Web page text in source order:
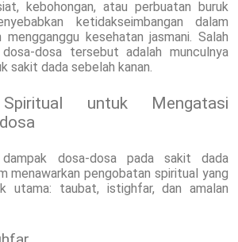
kebohongan, atau perbuatan buruk
ketidakseimbangan dalam
kesehatan jasmani. Salah
dosa tersebut adalah munculnya
sakit dada sebelah kanan.
untuk Mengatasi
dosa-dosa pada sakit dada
menawarkan pengobatan spiritual yang
utama: taubat, istighfar, dan amalan